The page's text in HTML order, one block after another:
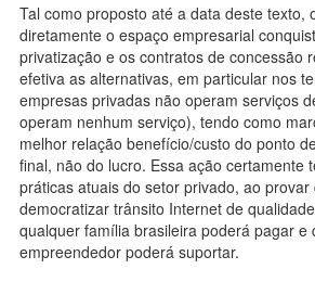
Tal como proposto até a data deste texto,
diretamente o espaço empresarial
privatização e os contratos de concessão
efetiva as alternativas, em particular nos
empresas privadas não operam serviços
operam nenhum serviço), tendo como
melhor relação benefício/custo do ponto
final, não do lucro. Essa ação certamente
práticas atuais do setor privado, ao provar
democratizar trânsito Internet de
qualquer família brasileira poderá pagar e
empreendedor poderá suportar.